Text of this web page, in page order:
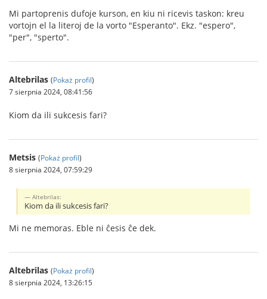
Mi partoprenis dufoje kurson, en kiu ni ricevis taskon: kreu
vortojn el la literoj de la vorto "Esperanto". Ekz. "espero",
"per", "sperto".
Altebrilas (Pokaż profil)
7 sierpnia 2024, 08:41:56
Kiom da ili sukcesis fari?
Metsis (Pokaż profil)
8 sierpnia 2024, 07:59:29
Altebrilas:
Kiom da ili sukcesis fari?
Mi ne memoras. Eble ni ĉesis ĉe dek.
Altebrilas (Pokaż profil)
8 sierpnia 2024, 13:26:15